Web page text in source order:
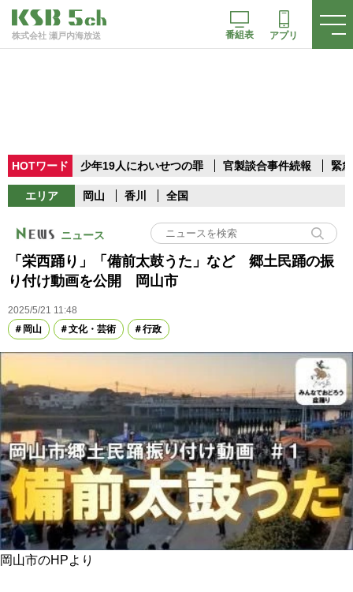
株式会社 瀬戸内海放送 番組表 アプリ
HOTワード 少年19人にわいせつの罪 官製談合事件続報 緊
エリア 岡山 香川 全国
ニュース
「栄西踊り」「備前太鼓うた」など 郷土民踊の振
り付け動画を公開 岡山市
2025/5/21 11:48
岡山
文化・芸術 行政
岡山市のHPより